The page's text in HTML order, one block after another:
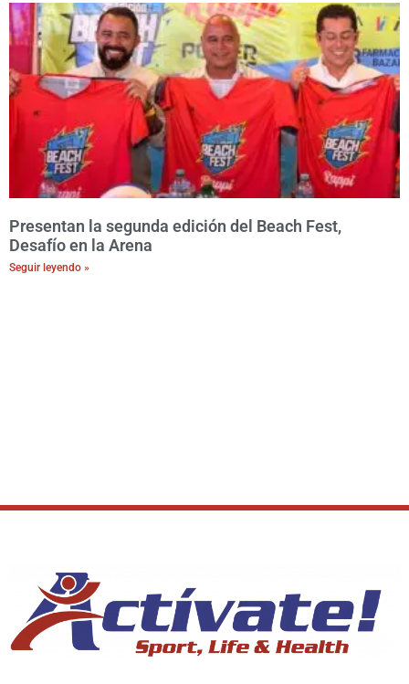
Presentan la segunda edición del Beach Fest,
Desafío en la Arena
Seguir leyendo »